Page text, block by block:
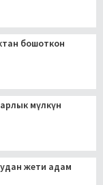
бошоткон
мүлкүн
жети адам